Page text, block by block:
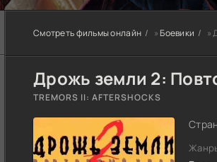
Смотреть фильмы онлайн »Боевики »
Дрожь земли 2:
TREMORS II: AFTERSHOCKS